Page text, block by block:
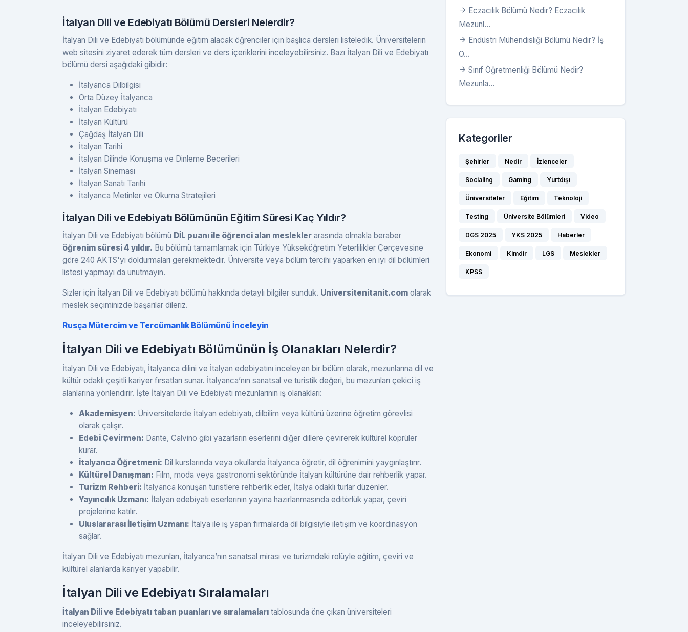
İtalyan Dili ve Edebiyatı Bölümü Dersleri Nelerdir?
İtalyan Dili ve Edebiyatı bölümünde eğitim alacak öğrenciler için başlıca dersleri listeledik. Üniversitelerin
web sitesini ziyaret ederek tüm dersleri ve ders içeriklerini inceleyebilirsiniz. Bazı İtalyan Dili ve Edebiyatı
bölümü dersi aşağıdaki gibidir:
İtalyanca Dilbilgisi
Orta Düzey İtalyanca
İtalyan Edebiyatı
İtalyan Kültürü
Çağdaş İtalyan Dili
İtalyan Tarihi
İtalyan Dilinde Konuşma ve Dinleme Becerileri
İtalyan Sineması
İtalyan Sanatı Tarihi
İtalyanca Metinler ve Okuma Stratejileri
İtalyan Dili ve Edebiyatı Bölümünün Eğitim Süresi Kaç Yıldır?
İtalyan Dili ve Edebiyatı bölümü DİL puanı ile öğrenci alan meslekler arasında olmakla beraber
öğrenim süresi 4 yıldır. Bu bölümü tamamlamak için Türkiye Yükseköğretim Yeterlilikler Çerçevesine
göre 240 AKTS'yi doldurmaları gerekmektedir. Üniversite veya bölüm tercihi yaparken en iyi dil bölümleri
listesi yapmayı da unutmayın.
Sizler için İtalyan Dili ve Edebiyatı bölümü hakkında detaylı bilgiler sunduk. Universitenitanit.com olarak
meslek seçiminizde başarılar dileriz.
Rusça Mütercim ve Tercümanlık Bölümünü İnceleyin
İtalyan Dili ve Edebiyatı Bölümünün İş Olanakları Nelerdir?
İtalyan Dili ve Edebiyatı, İtalyanca dilini ve İtalyan edebiyatını inceleyen bir bölüm olarak, mezunlarına dil ve
kültür odaklı çeşitli kariyer fırsatları sunar. İtalyanca’nın sanatsal ve turistik değeri, bu mezunları çekici iş
alanlarına yönlendirir. İşte İtalyan Dili ve Edebiyatı mezunlarının iş olanakları:
Akademisyen: Üniversitelerde İtalyan edebiyatı, dilbilim veya kültürü üzerine öğretim görevlisi
olarak çalışır.
Edebi Çevirmen: Dante, Calvino gibi yazarların eserlerini diğer dillere çevirerek kültürel köprüler
kurar.
İtalyanca Öğretmeni: Dil kurslarında veya okullarda İtalyanca öğretir, dil öğrenimini yaygınlaştırır.
Kültürel Danışman: Film, moda veya gastronomi sektöründe İtalyan kültürüne dair rehberlik yapar.
Turizm Rehberi: İtalyanca konuşan turistlere rehberlik eder, İtalya odaklı turlar düzenler.
Yayıncılık Uzmanı: İtalyan edebiyatı eserlerinin yayına hazırlanmasında editörlük yapar, çeviri
projelerine katılır.
Uluslararası İletişim Uzmanı: İtalya ile iş yapan firmalarda dil bilgisiyle iletişim ve koordinasyon
sağlar.
İtalyan Dili ve Edebiyatı mezunları, İtalyanca’nın sanatsal mirası ve turizmdeki rolüyle eğitim, çeviri ve
kültürel alanlarda kariyer yapabilir.
İtalyan Dili ve Edebiyatı Sıralamaları
İtalyan Dili ve Edebiyatı taban puanları ve sıralamaları tablosunda öne çıkan üniversiteleri
inceleyebilirsiniz.
Eczacılık Bölümü Nedir? Eczacılık
Mezunl...
Endüstri Mühendisliği Bölümü Nedir? İş
O...
Sınıf Öğretmenliği Bölümü Nedir?
Mezunla...
Kategoriler
Şehirler Nedir İzlenceler
Socialing Gaming Yurtdışı
Üniversiteler Eğitim Teknoloji
Testing Üniversite Bölümleri Video
DGS 2025 YKS 2025 Haberler
Ekonomi Kimdir LGS Meslekler
KPSS